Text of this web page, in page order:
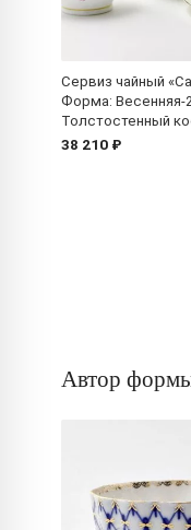
Сервиз чайный
Форма: Весенняя-
Толстостенный
38 210 ₽
Автор